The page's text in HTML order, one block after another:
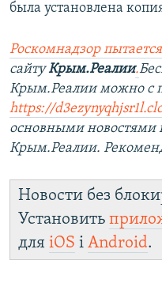
была установлена
Роскомнадзор
сайтуКрым.Реалии.
Крым.Реалии можно с
https://
основными новостями
Крым.Реалии.
Новости без
Установить
для iOS і Android.